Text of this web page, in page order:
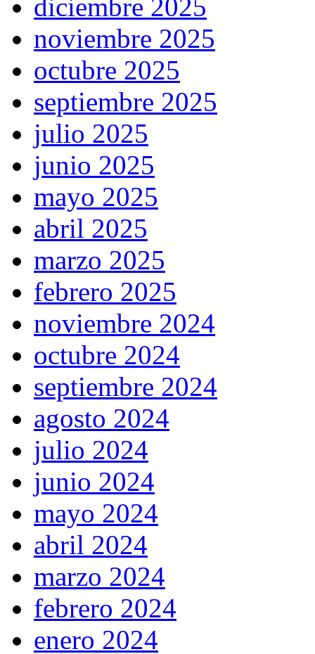
diciembre 2025
noviembre 2025
octubre 2025
septiembre 2025
julio 2025
junio 2025
mayo 2025
abril 2025
marzo 2025
febrero 2025
noviembre 2024
octubre 2024
septiembre 2024
agosto 2024
julio 2024
junio 2024
mayo 2024
abril 2024
marzo 2024
febrero 2024
enero 2024